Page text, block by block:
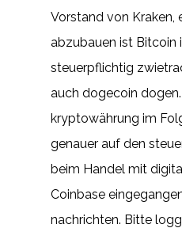
Vorstand von Kraken,
abzubauen ist Bitcoin
steuerpflichtig
auch dogecoin
kryptowährung im
genauer auf den
beim Handel mit
Coinbase
nachrichten. Bitte